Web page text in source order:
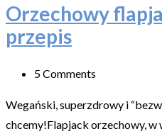
Orzechowy
przepis
5 Comments
Wegański, superzdrowy i
chcemy!Flapjack orzechowy, w